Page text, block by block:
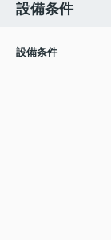
設備条件
設備条件